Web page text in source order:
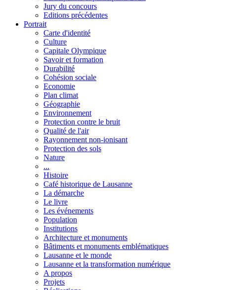
Jury du concours
Editions précédentes
Portrait
Carte d'identité
Culture
Capitale Olympique
Savoir et formation
Durabilité
Cohésion sociale
Economie
Plan climat
Géographie
Environnement
Protection contre le bruit
Qualité de l'air
Rayonnement non-ionisant
Protection des sols
Nature
...
Histoire
Café historique de Lausanne
La démarche
Le livre
Les événements
Population
Institutions
Architecture et monuments
Bâtiments et monuments emblématiques
Lausanne et le monde
Lausanne et la transformation numérique
A propos
Projets